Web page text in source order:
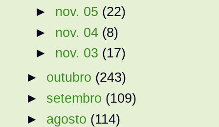
► nov. 05 (22)
► nov. 04 (8)
► nov. 03 (17)
► outubro (243)
► setembro (109)
► agosto (114)